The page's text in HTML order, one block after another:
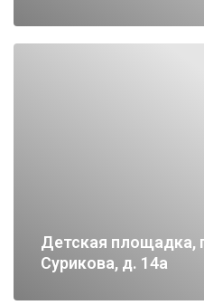
Детская площадка,
Сурикова, д. 14а